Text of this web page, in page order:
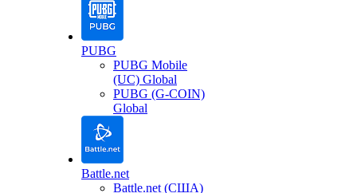
PUBG
PUBG Mobile
(UC) Global
PUBG (G-COIN)
Global
Battle.net
Battle.net (США)